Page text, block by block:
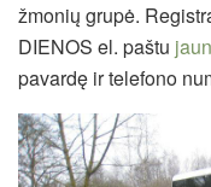
žmonių grupė.
DIENOS el. paštu
pavardę ir telefono